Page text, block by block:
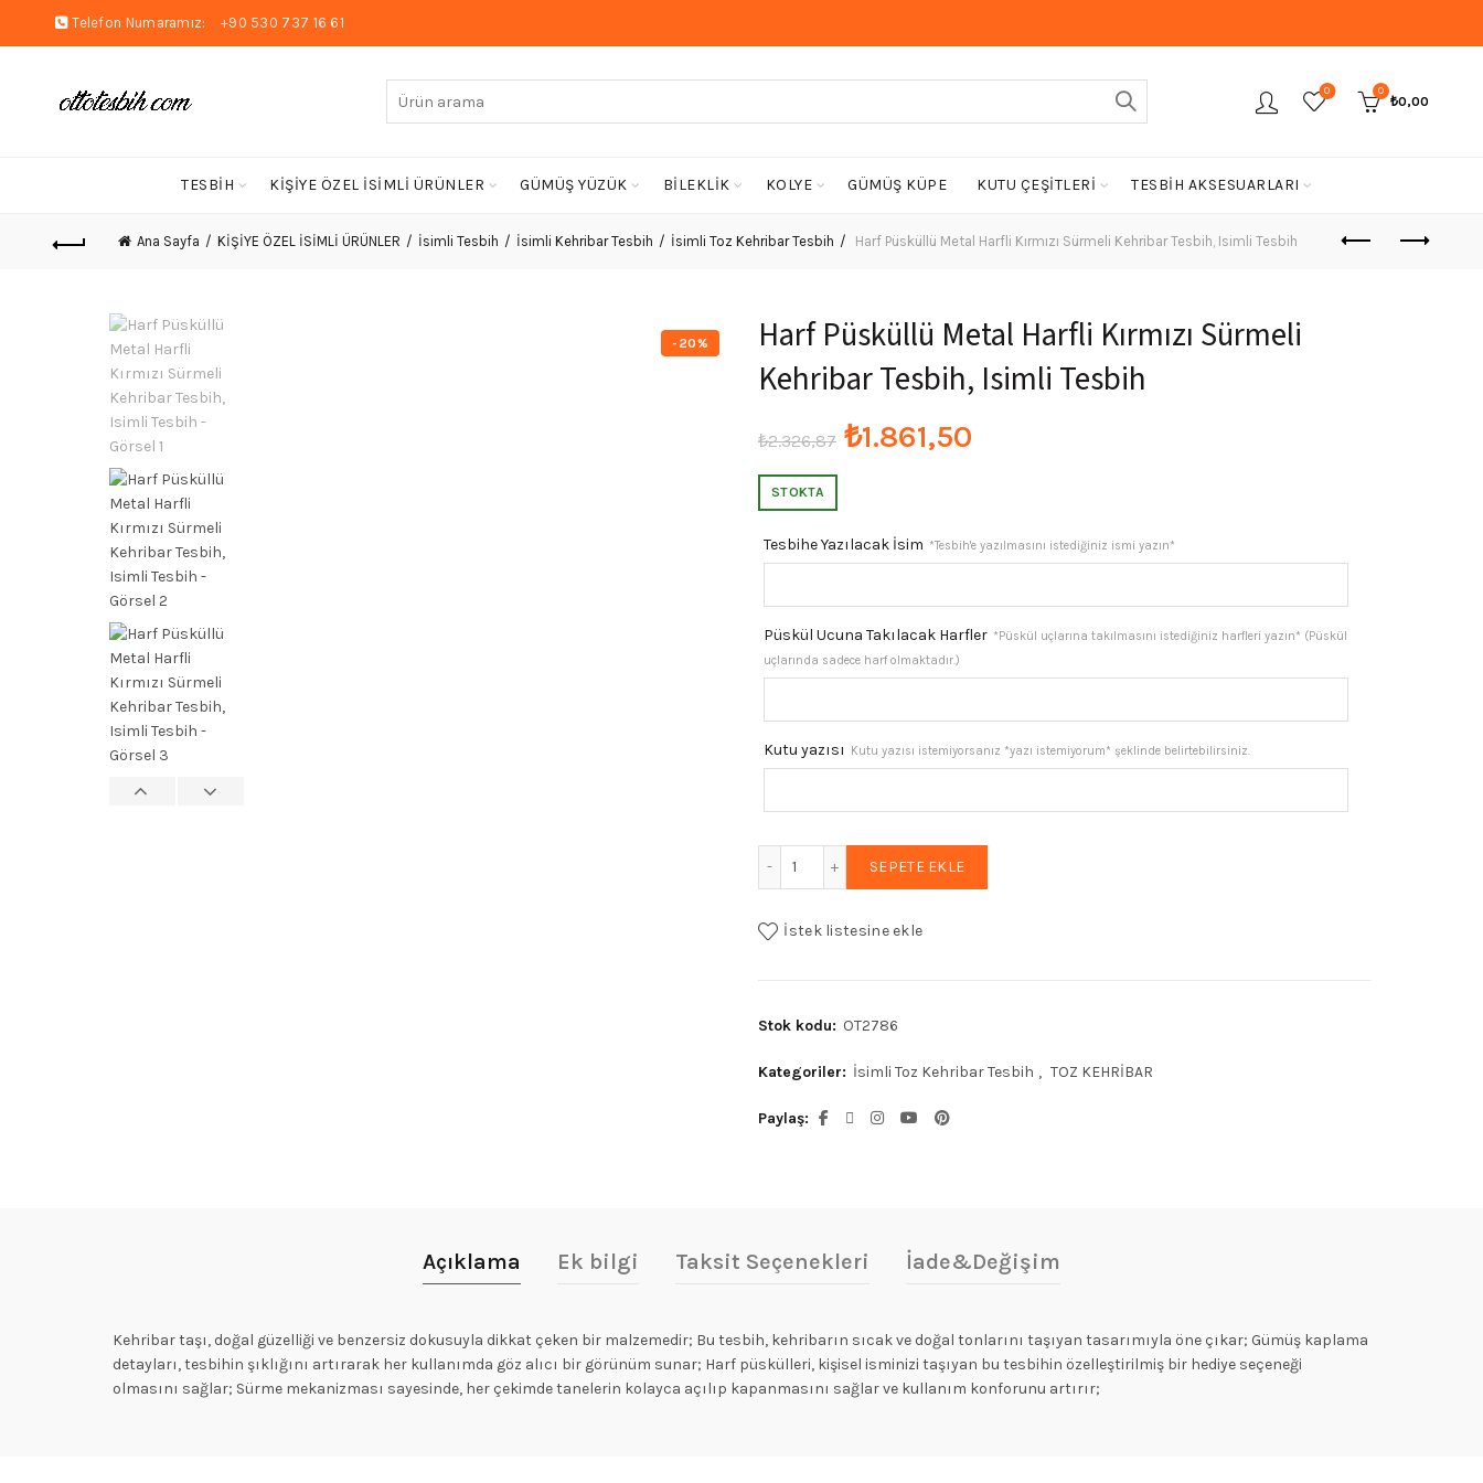
Telefon Numaramız: +90 530 737 16 61
Arayın: 0 0
₺0,00
TESBİH KİŞİYE ÖZEL İSİMLİ ÜRÜNLER GÜMÜŞ YÜZÜK BİLEKLİK KOLYE GÜMÜŞ KÜPE KUTU ÇEŞİTLERİ TESBİH AKSESUARLARI
Ana Sayfa KİŞİYE ÖZEL İSİMLİ ÜRÜNLER İsimli Tesbih İsimli Kehribar Tesbih İsimli Toz Kehribar Tesbih Harf Püsküllü Metal Harfli Kırmızı Sürmeli Kehribar Tesbih, Isimli Tesbih
-20%
Harf Püsküllü Metal Harfli Kırmızı Sürmeli
Kehribar Tesbih, Isimli Tesbih
₺2.326,87 Orijinal
₺2.326,87.
₺1.861,50
fiyat:
STOKTA
Tesbihe Yazılacak İsim *Tesbih'e yazılmasını istediğiniz ismi yazın*
Püskül Ucuna Takılacak Harfler *Püskül uçlarına takılmasını istediğiniz harfleri yazın* (Püskül
uçlarında sadece harf olmaktadır.)
Kutu yazısı Kutu yazısı istemiyorsanız *yazı istemiyorum* şeklinde belirtebilirsiniz.
SEPETE EKLE
İstek listesine ekle
Stok kodu: OT2786
Kategoriler: İsimli Toz Kehribar Tesbih , TOZ KEHRİBAR
Paylaş
Açıklama Ek bilgi Taksit Seçenekleri İade&Değişim
Kehribar taşı, doğal güzelliği ve benzersiz dokusuyla dikkat çeken bir malzemedir; Bu tesbih, kehribarın sıcak ve doğal tonlarını taşıyan tasarımıyla öne çıkar; Gümüş kaplama
detayları, tesbihin şıklığını artırarak her kullanımda göz alıcı bir görünüm sunar; Harf püskülleri, kişisel isminizi taşıyan bu tesbihin özelleştirilmiş bir hediye seçeneği
olmasını sağlar; Sürme mekanizması sayesinde, her çekimde tanelerin kolayca açılıp kapanmasını sağlar ve kullanım konforunu artırır;